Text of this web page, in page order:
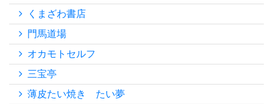
くまざわ書店
門馬道場
オカモトセルフ
三宝亭
薄皮たい焼き たい夢